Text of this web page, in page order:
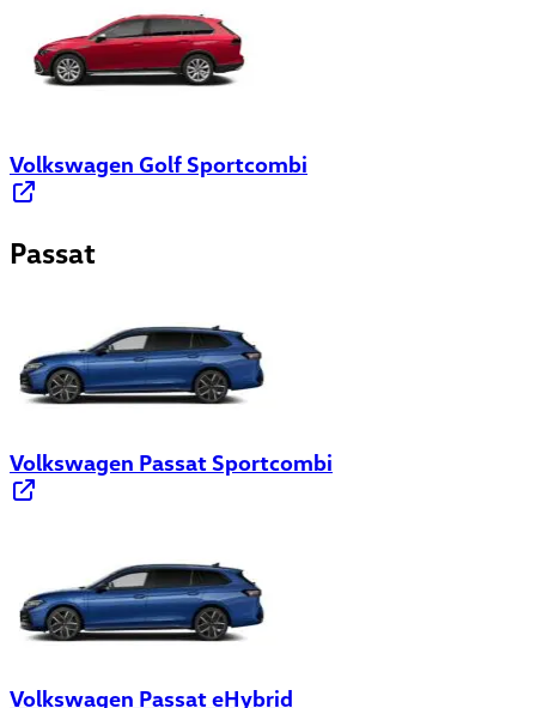
Volkswagen Golf Sportcombi
Passat
Volkswagen Passat Sportcombi
Volkswagen Passat eHybrid